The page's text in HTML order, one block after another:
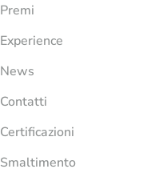
Premi
Experience
News
Contatti
Certificazioni
Smaltimento